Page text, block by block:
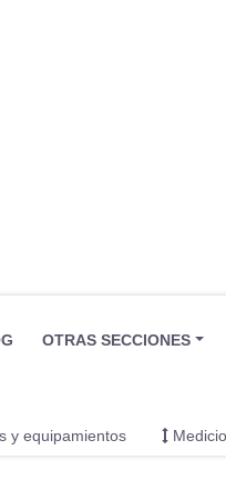
OTRAS SECCIONES
y equipamientos